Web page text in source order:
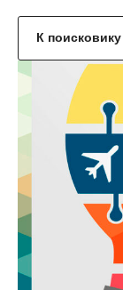
К поисковику